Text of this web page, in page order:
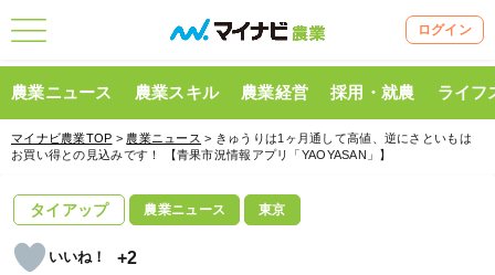
ログイン
農業ニュース 農業スキル 農業経営 採用・就農 ライフ
マイナビ農業TOP > 農業ニュース > きゅうりは1ヶ月通して高値、逆にさといもは
お買い得との見込みです！ 【青果市況情報アプリ「YAOYASAN」】
タイアップ 農業ニュース 東京
+2